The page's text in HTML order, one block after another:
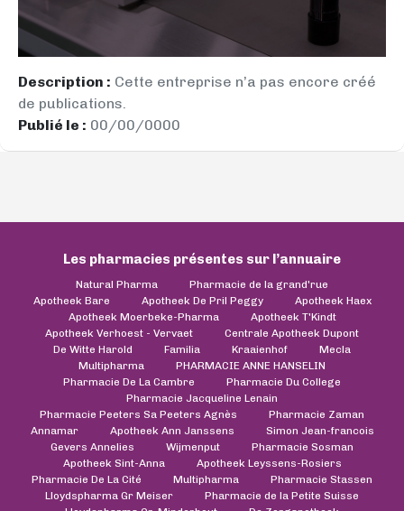
Description : Cette entreprise n’a pas encore créé
de publications.
Publié le : 00/00/0000
Les pharmacies présentes sur l’annuaire
Natural Pharma
Pharmacie de la grand'rue
Apotheek Bare
Apotheek De Pril Peggy
Apotheek Haex
Apotheek Moerbeke-Pharma
Apotheek T'Kindt
Apotheek Verhoest - Vervaet
Centrale Apotheek Dupont
De Witte Harold
Familia Kraaienhof
Mecla
Multipharma
PHARMACIE ANNE HANSELIN
Pharmacie De La Cambre
Pharmacie Du College
Pharmacie Jacqueline Lenain
Pharmacie Peeters Sa Peeters Agnès
Pharmacie Zaman
Annamar
Apotheek Ann Janssens
Simon Jean-francois
Gevers Annelies
Wijmenput
Pharmacie Sosman
Apotheek Sint-Anna
Apotheek Leyssens-Rosiers
Pharmacie De La Cité
Multipharma
Pharmacie Stassen
Lloydspharma Gr Meiser
Pharmacie de la Petite Suisse